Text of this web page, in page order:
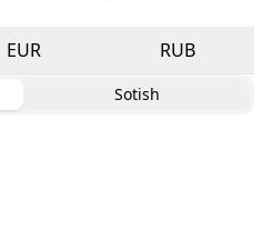
EUR RUB
Sotish